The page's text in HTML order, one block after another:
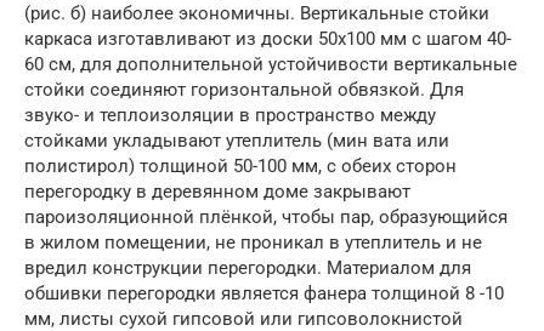
(рис. б) наиболее экономичны. Вертикальные стойки
каркаса изготавливают из доски 50х100 мм с шагом 40-
60 см, для дополнительной устойчивости вертикальные
стойки соединяют горизонтальной обвязкой. Для
звуко- и теплоизоляции в пространство между
стойками укладывают утеплитель (мин вата или
полистирол) толщиной 50-100 мм, с обеих сторон
перегородку в деревянном доме закрывают
пароизоляционной плёнкой, чтобы пар, образующийся
в жилом помещении, не проникал в утеплитель и не
вредил конструкции перегородки. Материалом для
обшивки перегородки является фанера толщиной 8 -10
мм, листы сухой гипсовой или гипсоволокнистой